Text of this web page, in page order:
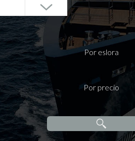
Por eslora
Por precio